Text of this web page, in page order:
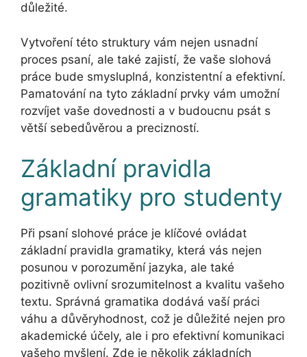
důležité.
Vytvoření této struktury vám nejen usnadní
proces psaní, ale také zajistí, že vaše slohová
práce bude smysluplná, konzistentní a efektivní.
Pamatování na tyto základní prvky vám umožní
rozvíjet vaše dovednosti a v budoucnu psát s
větší sebedůvěrou a precizností.
Základní pravidla
gramatiky pro studenty
Při psaní slohové práce je klíčové ovládat
základní pravidla gramatiky, která vás nejen
posunou v porozumění jazyka, ale také
pozitivně ovlivní srozumitelnost a kvalitu vašeho
textu. Správná gramatika dodává vaší práci
váhu a důvěryhodnost, což je důležité nejen pro
akademické účely, ale i pro efektivní komunikaci
vašeho myšlení. Zde je několik základních